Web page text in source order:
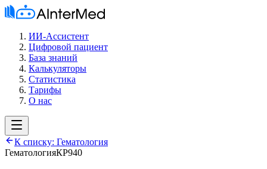
ИИ-Ассистент
Цифровой пациент
База знаний
Калькуляторы
Статистика
Тарифы
О нас
К списку: Гематология
ГематологияКР940